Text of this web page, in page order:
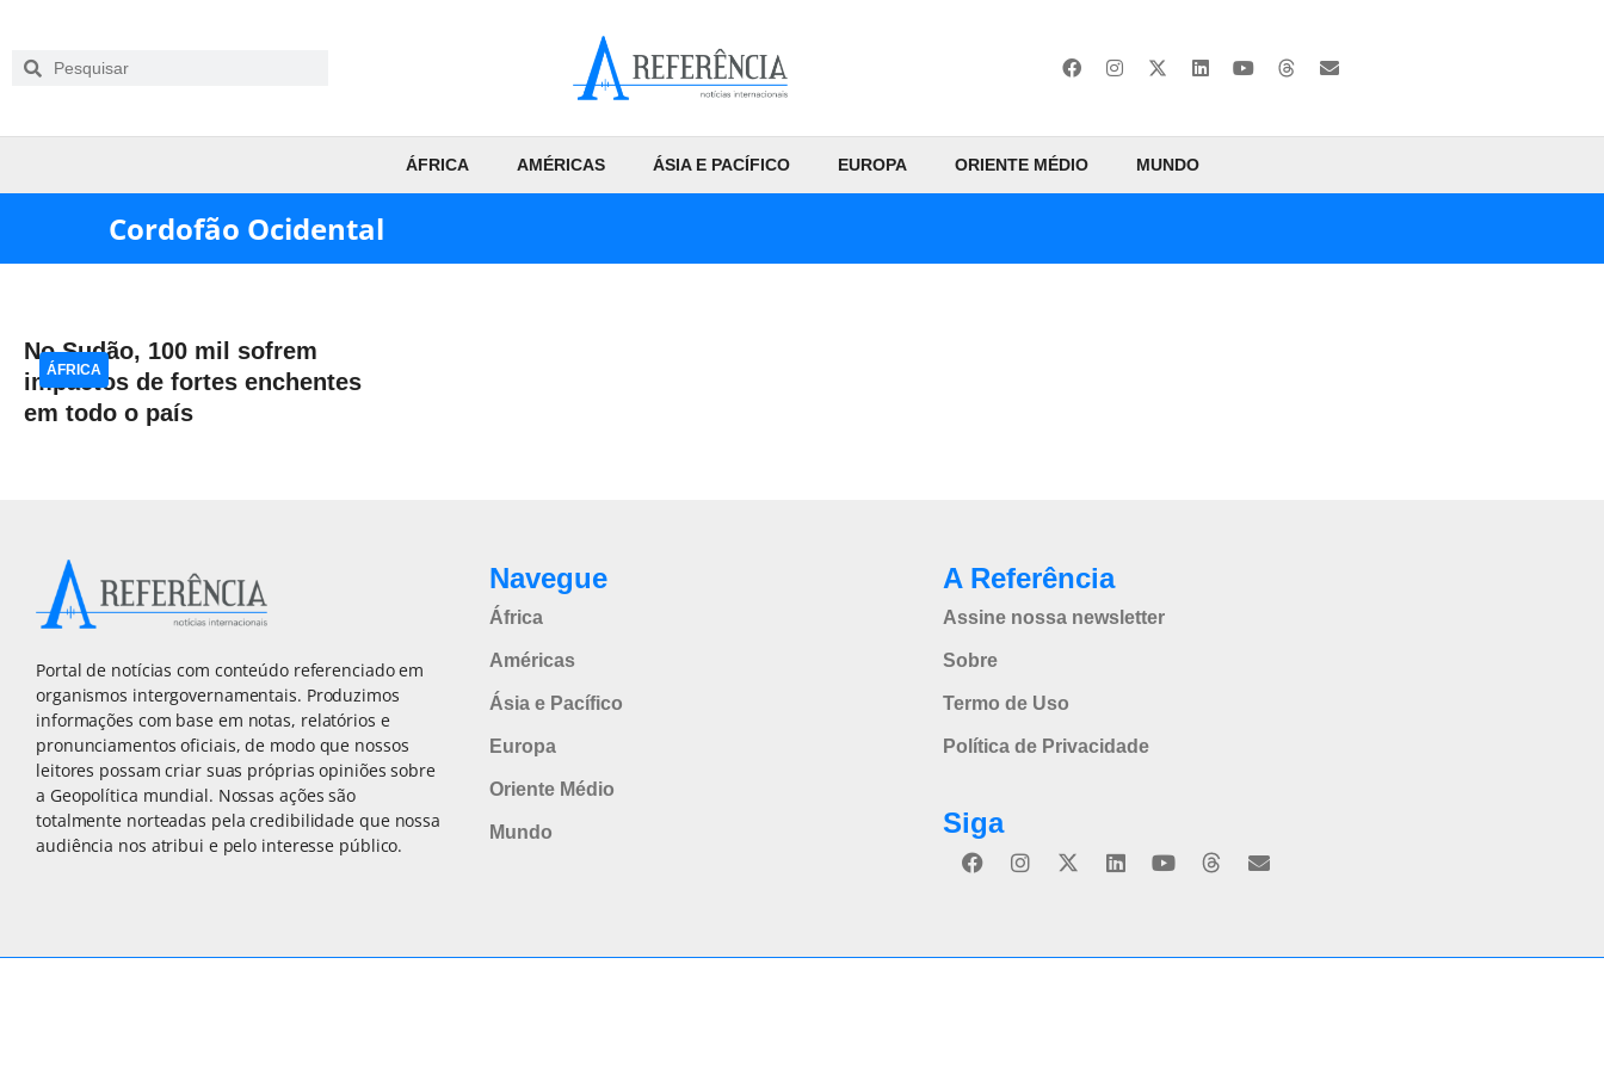
ÁFRICA AMÉRICAS ÁSIA E PACÍFICO EUROPA ORIENTE MÉDIO MUNDO
Cordofão Ocidental
No Sudão, 100 mil sofrem
impactos de fortes enchentes
em todo o país
ÁFRICA
Portal de notícias com conteúdo referenciado em
organismos intergovernamentais. Produzimos
informações com base em notas, relatórios e
pronunciamentos oficiais, de modo que nossos
leitores possam criar suas próprias opiniões sobre
a Geopolítica mundial. Nossas ações são
totalmente norteadas pela credibilidade que nossa
audiência nos atribui e pelo interesse público.
Navegue
África
Américas
Ásia e Pacífico
Europa
Oriente Médio
Mundo
A Referência
Assine nossa newsletter
Sobre
Termo de Uso
Política de Privacidade
Siga